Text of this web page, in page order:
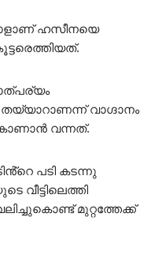
ഹസീനയെ
തയ്യാറാണന്ന് വാഗ്ദാനം
വന്നത്.
പടി കടന്നു
മുറ്റത്തേക്ക്